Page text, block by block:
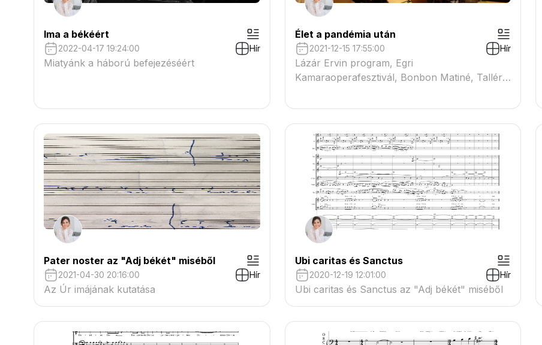
Ima a békéért
2022-04-17 19:24:00 Hír
Miatyánk a háború befejezéséért
Élet a pandémia után
2021-12-15 17:55:00 Hír
Lázár Ervin program, Egri
Kamaraoperafesztivál, Bonbon Matiné, Tallér
Pater noster az "Adj békét" miséből
2021-04-30 20:16:00 Hír
Az Úr imájának kutatása
Ubi caritas és Sanctus
2020-12-19 12:01:00 Hír
Ubi caritas és Sanctus az "Adj békét" miséből